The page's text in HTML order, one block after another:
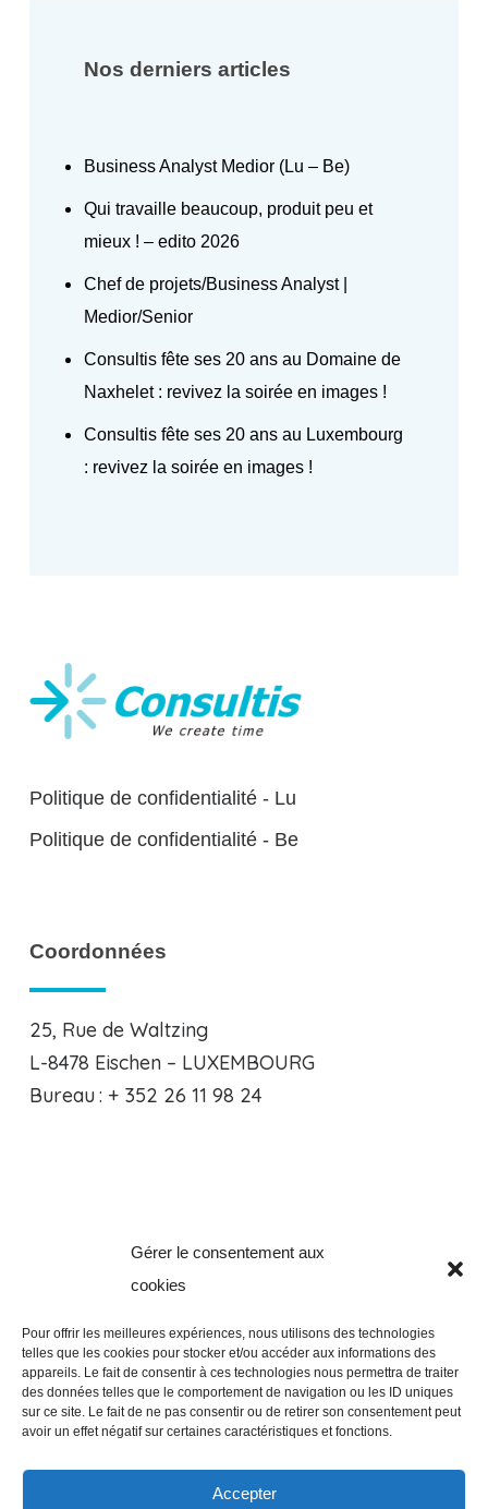
Gérer le consentement aux
cookies
Pour offrir les meilleures expériences, nous utilisons des technologies
telles que les cookies pour stocker et/ou accéder aux informations des
appareils. Le fait de consentir à ces technologies nous permettra de traiter
des données telles que le comportement de navigation ou les ID uniques
sur ce site. Le fait de ne pas consentir ou de retirer son consentement peut
avoir un effet négatif sur certaines caractéristiques et fonctions.
Accepter
Nos derniers articles
Business Analyst Medior (Lu – Be)
Qui travaille beaucoup, produit peu et
mieux ! – edito 2026
Chef de projets/Business Analyst |
Medior/Senior
Consultis fête ses 20 ans au Domaine de
Naxhelet : revivez la soirée en images !
Consultis fête ses 20 ans au Luxembourg
: revivez la soirée en images !
Politique de confidentialité - Lu
Politique de confidentialité - Be
Coordonnées
25, Rue de Waltzing
L-8478 Eischen – LUXEMBOURG
Bureau : + 352 26 11 98 24
Clos de la Verveine, 8
B-5101 Erpent – BELGIQUE
Bureau : +32 81 94 65 51
NOUS CONTACTER